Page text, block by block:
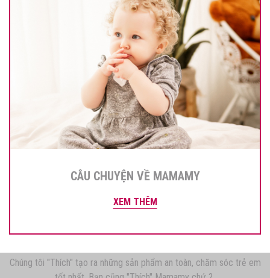
CÂU CHUYỆN VỀ MAMAMY
XEM THÊM
Chúng tôi "Thích" tạo ra những sản phẩm an toàn, chăm sóc trẻ em